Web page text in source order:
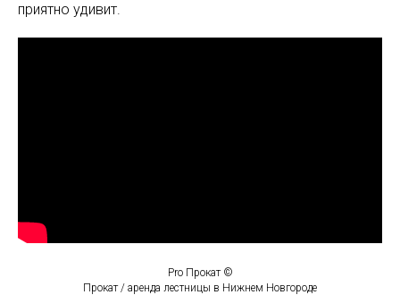
приятно удивит.
Pro Прокат ©
Прокат / аренда лестницы в Нижнем Новгороде